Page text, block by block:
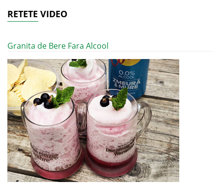
RETETE VIDEO
Granita de Bere Fara Alcool